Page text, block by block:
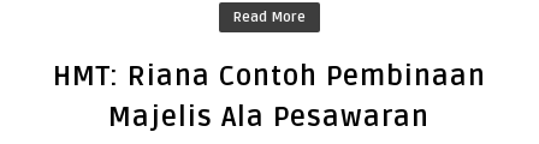
Read More
HMT: Riana Contoh Pembinaan
Majelis Ala Pesawaran